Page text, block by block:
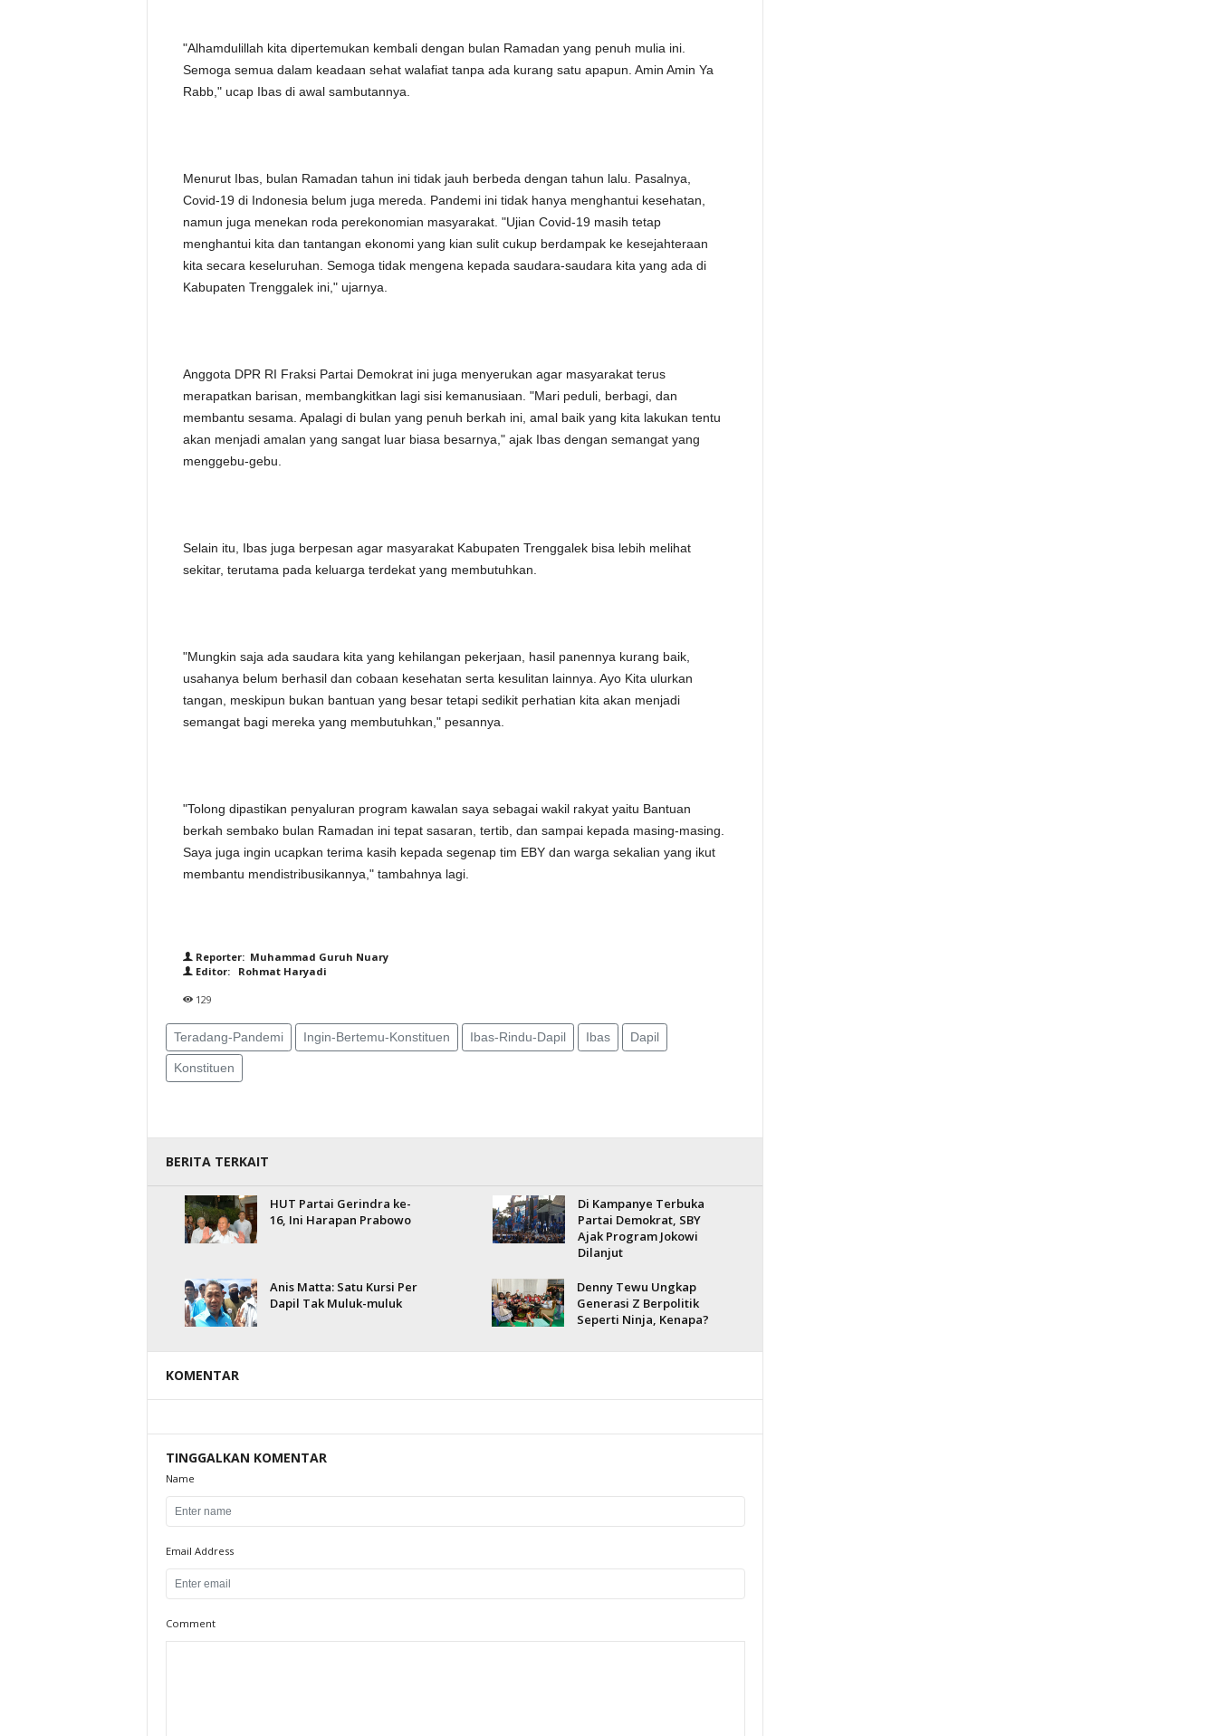
"Alhamdulillah kita dipertemukan kembali dengan bulan Ramadan yang penuh mulia ini.
Semoga semua dalam keadaan sehat walafiat tanpa ada kurang satu apapun. Amin Amin Ya
Rabb," ucap Ibas di awal sambutannya.
Menurut Ibas, bulan Ramadan tahun ini tidak jauh berbeda dengan tahun lalu. Pasalnya,
Covid-19 di Indonesia belum juga mereda. Pandemi ini tidak hanya menghantui kesehatan,
namun juga menekan roda perekonomian masyarakat. "Ujian Covid-19 masih tetap
menghantui kita dan tantangan ekonomi yang kian sulit cukup berdampak ke kesejahteraan
kita secara keseluruhan. Semoga tidak mengena kepada saudara-saudara kita yang ada di
Kabupaten Trenggalek ini," ujarnya.
Anggota DPR RI Fraksi Partai Demokrat ini juga menyerukan agar masyarakat terus
merapatkan barisan, membangkitkan lagi sisi kemanusiaan. "Mari peduli, berbagi, dan
membantu sesama. Apalagi di bulan yang penuh berkah ini, amal baik yang kita lakukan tentu
akan menjadi amalan yang sangat luar biasa besarnya," ajak Ibas dengan semangat yang
menggebu-gebu.
Selain itu, Ibas juga berpesan agar masyarakat Kabupaten Trenggalek bisa lebih melihat
sekitar, terutama pada keluarga terdekat yang membutuhkan.
"Mungkin saja ada saudara kita yang kehilangan pekerjaan, hasil panennya kurang baik,
usahanya belum berhasil dan cobaan kesehatan serta kesulitan lainnya. Ayo Kita ulurkan
tangan, meskipun bukan bantuan yang besar tetapi sedikit perhatian kita akan menjadi
semangat bagi mereka yang membutuhkan," pesannya.
"Tolong dipastikan penyaluran program kawalan saya sebagai wakil rakyat yaitu Bantuan
berkah sembako bulan Ramadan ini tepat sasaran, tertib, dan sampai kepada masing-masing.
Saya juga ingin ucapkan terima kasih kepada segenap tim EBY dan warga sekalian yang ikut
membantu mendistribusikannya," tambahnya lagi.
Reporter: Muhammad Guruh Nuary
Editor: Rohmat Haryadi
129
Teradang-Pandemi Ingin-Bertemu-Konstituen Ibas-Rindu-Dapil Ibas Dapil
Konstituen
BERITA TERKAIT
HUT Partai Gerindra ke-
16, Ini Harapan Prabowo
Di Kampanye Terbuka
Partai Demokrat, SBY
Ajak Program Jokowi
Dilanjut
Anis Matta: Satu Kursi Per
Dapil Tak Muluk-muluk
Denny Tewu Ungkap
Generasi Z Berpolitik
Seperti Ninja, Kenapa?
KOMENTAR
TINGGALKAN KOMENTAR
Name
Email Address
Comment